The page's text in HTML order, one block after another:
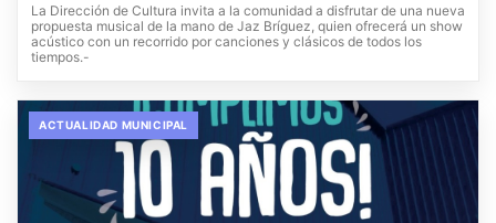
La Dirección de Cultura invita a la comunidad a disfrutar de una nueva
propuesta musical de la mano de Jaz Bríguez, quien ofrecerá un show
acústico con un recorrido por canciones y clásicos de todos los
tiempos.-
ACTUALIDAD MUNICIPAL